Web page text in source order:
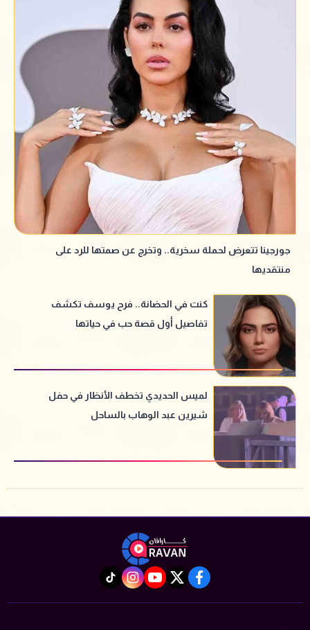
جورجينا تتعرض لحملة سخرية.. وتخرج عن صمتها للرد على
منتقديها
كنت في الحضانة.. فرح يوسف تكشف
تفاصيل أول قصة حب في حياتها
لميس الحديدي تخطف الأنظار في حفل
شيرين عبد الوهاب بالساحل
facebook
twitter
youtube
instagram
tiktok